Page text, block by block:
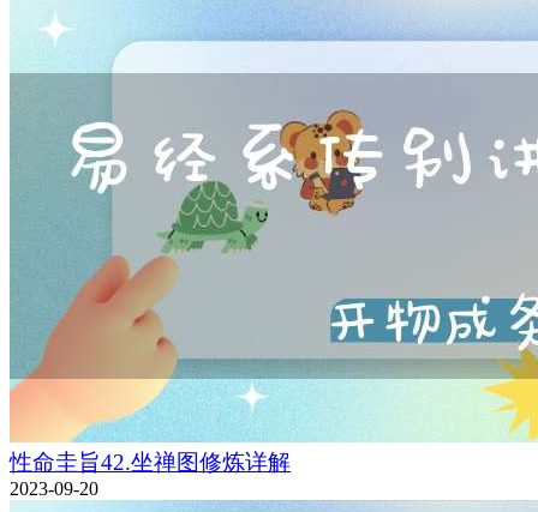
性命圭旨42.坐禅图修炼详解
2023-09-20